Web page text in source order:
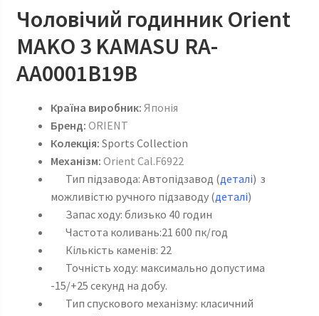
Чоловічий годинник Orient
MAKO 3 KAMASU RA-
AA0001B19B
Країна виробник: Японія
Бренд: ORIENT
Колекція: Sports Collection
Механізм: Orient Cal.F6922
Тип підзавода: Автопідзавод (деталі) з
можливістю ручного підзаводу (деталі)
Запас ходу: близько 40 годин
Частота коливань:21 600 пк/год
Кількість каменів: 22
Точність ходу: максимально допустима
-15/+25 секунд на добу.
Тип спускового механізму: класичний